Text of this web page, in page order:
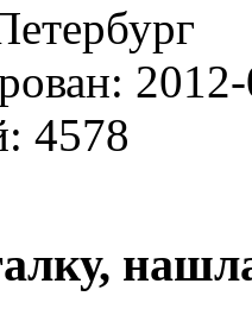
4578